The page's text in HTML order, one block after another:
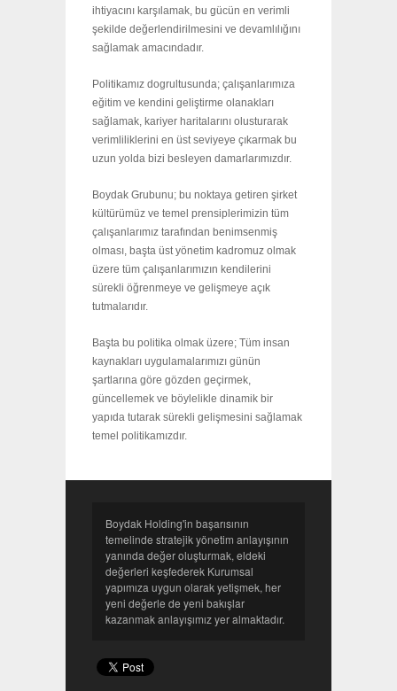
ihtiyacını karşılamak, bu gücün en verimli
şekilde değerlendirilmesini ve devamlılığını
sağlamak amacındadır.
Politikamız dogrultusunda; çalışanlarımıza
eğitim ve kendini geliştirme olanakları
sağlamak, kariyer haritalarını olusturarak
verimliliklerini en üst seviyeye çıkarmak bu
uzun yolda bizi besleyen damarlarımızdır.
Boydak Grubunu; bu noktaya getiren şirket
kültürümüz ve temel prensiplerimizin tüm
çalışanlarımız tarafından benimsenmiş
olması, başta üst yönetim kadromuz olmak
üzere tüm çalışanlarımızın kendilerini
sürekli öğrenmeye ve gelişmeye açık
tutmalarıdır.
Başta bu politika olmak üzere; Tüm insan
kaynakları uygulamalarımızı günün
şartlarına göre gözden geçirmek,
güncellemek ve böylelikle dinamik bir
yapıda tutarak sürekli gelişmesini sağlamak
temel politikamızdır.
Boydak Holding'in başarısının
temelinde stratejik yönetim anlayışının
yanında değer oluşturmak, eldeki
değerleri keşfederek Kurumsal
yapımıza uygun olarak yetişmek, her
yeni değerle de yeni bakışlar
kazanmak anlayışımız yer almaktadır.